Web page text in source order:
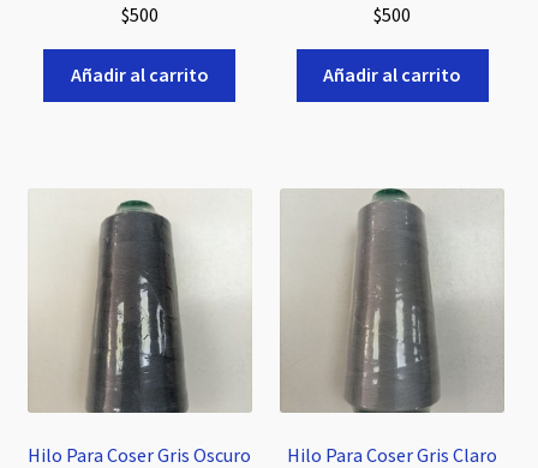
$500
Añadir al carrito
$500
Añadir al carrito
Hilo Para Coser Gris Oscuro
Hilo Para Coser Gris Claro